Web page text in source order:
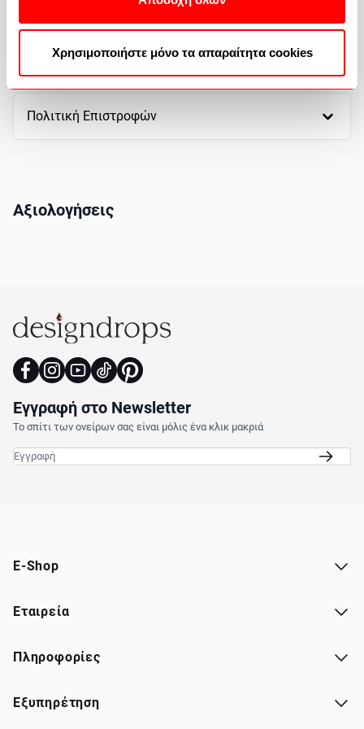
Χρησιμοποιήστε μόνο τα απαραίτητα cookies
Πως θα αγοράσετε
Πολιτική Επιστροφών
Αξιολογήσεις
Εγγραφή στο Newsletter
Το σπίτι των ονείρων σας είναι μόλις ένα κλικ μακριά
E-Shop
Εταιρεία
Πληροφορίες
Εξυπηρέτηση